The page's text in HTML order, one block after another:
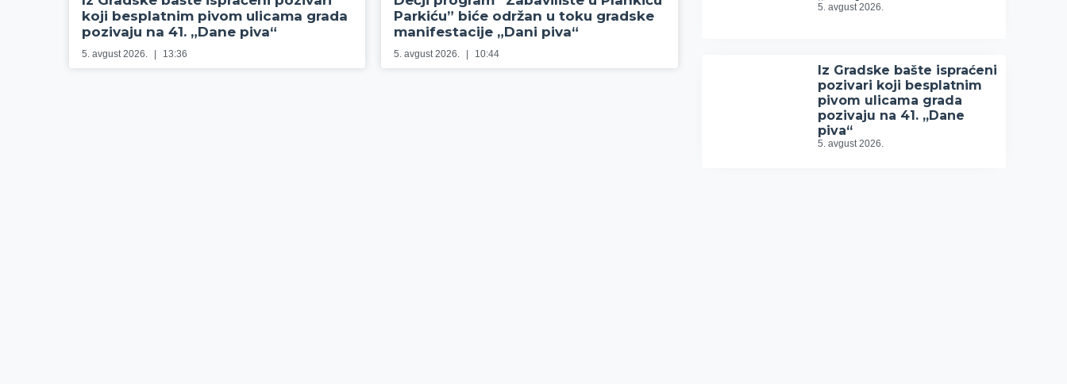
koji besplatnim pivom ulicama grada
pozivaju na 41. „Dane piva“
5. avgust 2026. 13:36
Parkiću” biće održan u toku gradske
manifestacije „Dani piva“
5. avgust 2026. 10:44
5. avgust 2026.
Iz Gradske bašte ispraćeni
pozivari koji besplatnim
pivom ulicama grada
pozivaju na 41. „Dane
piva“
5. avgust 2026.